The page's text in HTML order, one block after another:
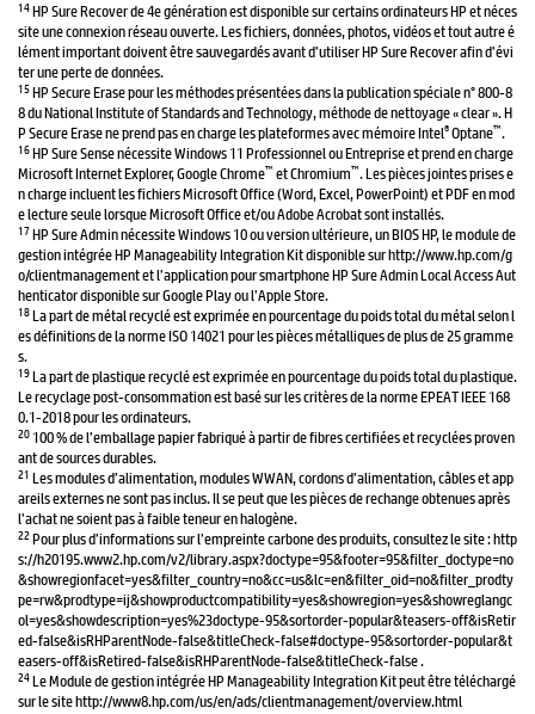
14HP Sure Recover de 4e génération est disponible sur certains ordinateurs HP et néces
site une connexion réseau ouverte. Les fichiers, données, photos, vidéos et tout autre é
lément important doivent être sauvegardés avant d’utiliser HP Sure Recover afin d’évi
ter une perte de données.
15HP Secure Erase pour les méthodes présentées dans la publication spéciale n° 800-8
8 du National Institute of Standards and Technology, méthode de nettoyage « clear ». H
P Secure Erase ne prend pas en charge les plateformes avec mémoire Intel®Optane™.
16HP Sure Sense nécessite Windows 11 Professionnel ou Entreprise et prend en charge
Microsoft Internet Explorer, Google Chrome™et Chromium™. Les pièces jointes prises e
n charge incluent les fichiers Microsoft Office (Word, Excel, PowerPoint) et PDF en mod
e lecture seule lorsque Microsoft Office et/ou Adobe Acrobat sont installés.
17HP Sure Admin nécessite Windows 10 ou version ultérieure, un BIOS HP, le module de
gestion intégrée HP Manageability Integration Kit disponible sur http://www.hp.com/g
o/clientmanagement et l’application pour smartphone HP Sure Admin Local Access Aut
henticator disponible sur Google Play ou l’Apple Store.
18La part de métal recyclé est exprimée en pourcentage du poids total du métal selon l
es définitions de la norme ISO 14021 pour les pièces métalliques de plus de 25 gramme
s.
19La part de plastique recyclé est exprimée en pourcentage du poids total du plastique.
Le recyclage post-consommation est basé sur les critères de la norme EPEAT IEEE 168
0.1-2018 pour les ordinateurs.
20 100 % de l’emballage papier fabriqué à partir de fibres certifiées et recyclées proven
ant de sources durables.
21 Les modules d’alimentation, modules WWAN, cordons d’alimentation, câbles et app
areils externes ne sont pas inclus. Il se peut que les pièces de rechange obtenues après
l’achat ne soient pas à faible teneur en halogène.
22Pour plus d’informations sur l’empreinte carbone des produits, consultez le site : http
s://h20195.www2.hp.com/v2/library.aspx?doctype=95&footer=95&filter_doctype=no
&showregionfacet=yes&filter_country=no&cc=us&lc=en&filter_oid=no&filter_prodty
pe=rw&prodtype=ij&showproductcompatibility=yes&showregion=yes&showreglangc
ol=yes&showdescription=yes%23doctype-95&sortorder-popular&teasers-off&isRetir
ed-false&isRHParentNode-false&titleCheck-false#doctype-95&sortorder-popular&t
easers-off&isRetired-false&isRHParentNode-false&titleCheck-false .
24Le Module de gestion intégrée HP Manageability Integration Kit peut être téléchargé
sur le site http://www8.hp.com/us/en/ads/clientmanagement/overview.html